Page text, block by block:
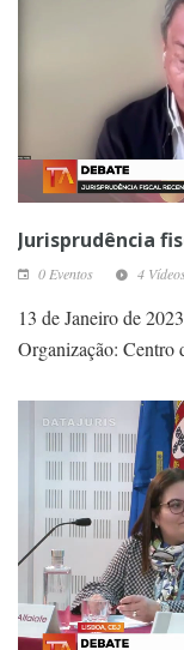
Jurisprudência
0 Eventos 4
13 de Janeiro de 2023
Organização: Centro